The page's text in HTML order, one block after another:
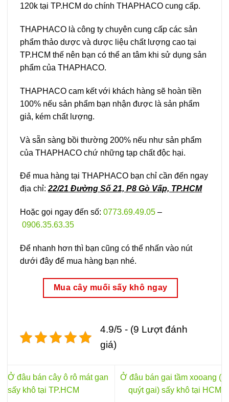
thể.
chọn
có
thể
trên
sản
120k tại TP.HCM do chính THAPHACO cung cấp.
THAPHACO là công ty chuyên cung cấp các sản
phẩm thảo dược và dược liệu chất lượng cao tại
TP.HCM thế nên bạn có thể an tâm khi sử dụng sản
phẩm của THAPHACO.
THAPHACO cam kết với khách hàng sẽ hoàn tiền
100% nếu sản phẩm bạn nhận được là sản phẩm
giả, kém chất lượng.
Và sẵn sàng bồi thường 200% nếu như sản phẩm
của THAPHACO chứ những tạp chất độc hại.
Để mua hàng tại THAPHACO bạn chỉ cần đến ngay
địa chỉ: 22/21 Đường Số 21, P8 Gò Vấp, TP.HCM
Hoặc gọi ngay đến số: 0773.69.49.05 –
0906.35.63.35
Để nhanh hơn thì bạn cũng có thể nhấn vào nút
dưới đây để mua hàng bạn nhé.
Mua cây muối sấy khô ngay
4.9/5 - (9 Lượt đánh
giá)
Ở đâu bán cây ô rô mát gan
sấy khô tại TP.HCM
Ở đâu bán gai tầm xooang (
quýt gai) sấy khô tại HCM